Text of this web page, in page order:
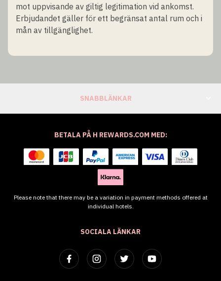
mot uppvisande av giltig legitimation vid ankomst.
Erbjudandet gäller för ett begränsat antal rum och i
mån av tillgänglighet.
SNABBLÄNKAR
SOCIALA LÄNKAR
BETALA PÅ H REWARDS.COM MED:
Please note that there may be a variation in payment methods offered at
individual hotels.